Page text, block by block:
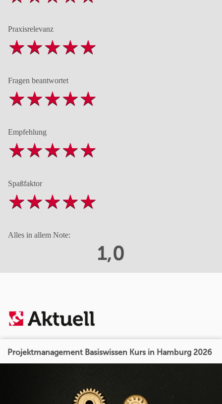
Praxisrelevanz
Fragen beantwortet
Empfehlung
Spaßfaktor
Alles in allem Note:
1,0
Projektmanagement Basiswissen Kurs in Hamburg 2026